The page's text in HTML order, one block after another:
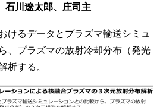
石川遼太郎、庄司主
けるデータとプラズマ輸送シミュ
、プラズマの放射冷却分布（発光
析する。